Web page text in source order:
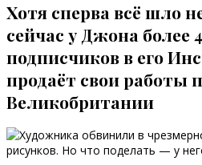
Хотя сперва всё шло
сейчас у Джона более
подписчиков в его
продаёт свои работы
Великобритании